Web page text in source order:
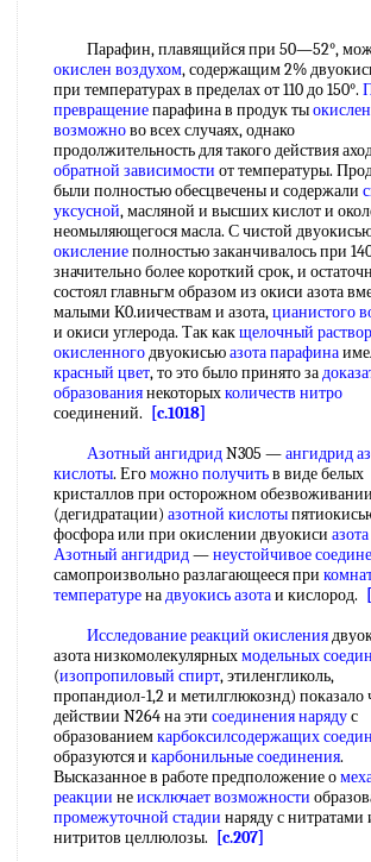
Парафин, плавящийся при 50—52°,
окислен воздухом, содержащим 2%
при температурах в пределах от 110 до 150°.
превращениепарафина в продук ты
возможново всех случаях, однако
продолжительность для такого действия
обратной зависимости от температуры.
были полностью обесцвечены и содержали
уксусной, масляной и высших кислот и
неомыляющегося масла. С чистой
окислениеполностью заканчивалось при
значительно более короткий срок, и
состоял главньгм образом из окиси азота
малыми К0.иичествам и азота,цианистого
и окиси углерода. Так какщелочный раствор
окисленногодвуокисьюазота парафина
красный цвет, то это было принято за
образованиянекоторыхколичеств нитро
соединений.
[c.1018]
Азотный ангидридN305 —ангидрид
кислоты. Егоможно получитьв виде белых
кристаллов при осторожном обезвоживании
(дегидратации) азотной кислоты
фосфора или при окислении двуокиси
Азотный ангидрид—неустойчивое
самопроизвольно разлагающееся при
температуренадвуокись азотаи кислород.
Исследование реакций окисления
азота низкомолекулярныхмодельных
(изопропиловый спирт, этиленгликоль,
пропандиол-1,2 и метилглюкознд) показало
действии N264 на эти соединения нарядус
образованиемкарбоксилсодержащих
образуются и карбонильные соединения.
Высказанное в работе предположение о
реакции неисключает возможности
промежуточной стадии наряду с нитратами
нитритов целлюлозы.
[c.207]